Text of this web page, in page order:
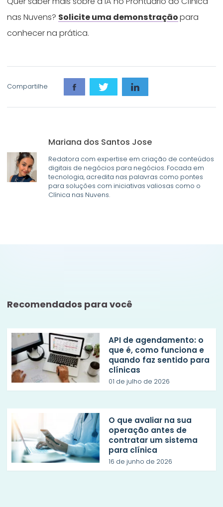
nas Nuvens? Solicite uma demonstraçãopara
conhecer na prática.
Compartilhe
Mariana dos Santos Jose
Redatora com expertise em criação de conteúdos
digitais de negócios para negócios. Focada em
tecnologia, acredita nas palavras como pontes
para soluções com iniciativas valiosas como o
Clínica nas Nuvens.
Recomendados para você
API de agendamento: o
que é, como funciona e
quando faz sentido para
clínicas
01 de julho de 2026
O que avaliar na sua
operação antes de
contratar um sistema
para clínica
16 de junho de 2026